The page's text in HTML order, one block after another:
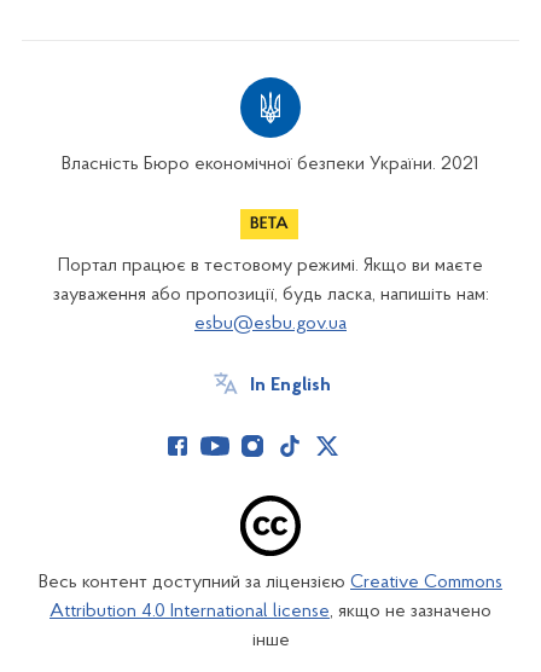
Власність Бюро економічної безпеки України. 2021
Портал працює в тестовому режимі. Якщо ви маєте
зауваження або пропозиції, будь ласка, напишіть нам:
esbu@esbu.gov.ua
In English
Весь контент доступний за ліцензією Creative Commons
Attribution 4.0 International license, якщо не зазначено
інше